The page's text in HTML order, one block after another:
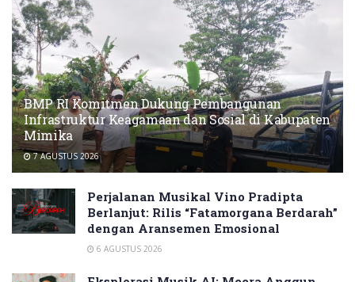
BMP RI Komitmen Dukung Pembangunan
Infrastruktur Keagamaan dan Sosial di Kabupaten
Mimika
7 AGUSTUS 2026
Perjalanan Musikal Vino Pradipta
Berlanjut: Rilis “Fatamorgana Berdarah”
dengan Aransemen Emosional
6 AGUSTUS 2026